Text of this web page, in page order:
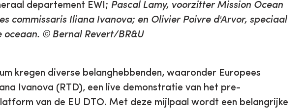
departement EWI; Pascal Lamy, voorzitter Mission Ocean
commissaris Iliana Ivanova; en Olivier Poivre d'Arvor, speciaal
oceaan. © Bernal Revert/BR&U
kregen diverse belanghebbenden, waaronder Europees
Ivanova (RTD), een live demonstratie van het pre-
van de EU DTO. Met deze mijlpaal wordt een belangrijke